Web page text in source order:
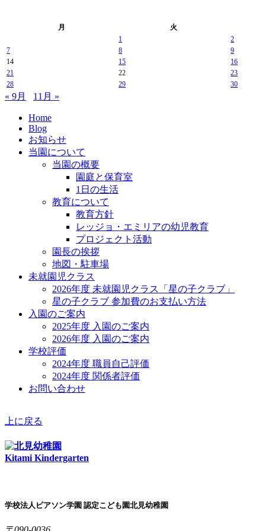
月 火
1
2
7
8 9
14
15 16
21
22 23
28
29 30
« 9月 11月 »
Home
Blog
お知らせ
当園について
当園の概要
園庭と保育室
1日の生活
教育について
教育方針
レッジョ・エミリアの幼児教育
プロジェクト活動
園長の挨拶
地図・駐車場
未就園児クラス
2026年度 未就園児クラス「星の子クラブ」
星の子クラブ 参加費のお支払い方法
入園のご案内
2025年度 入園のご案内
2026年度 入園のご案内
学校評価
2024年度 職員自己評価
2024年度 関係者評価
お問い合わせ
上に戻る
Kitami Kindergarten
学校法人ピアソン学園 認定こども園北見幼稚園